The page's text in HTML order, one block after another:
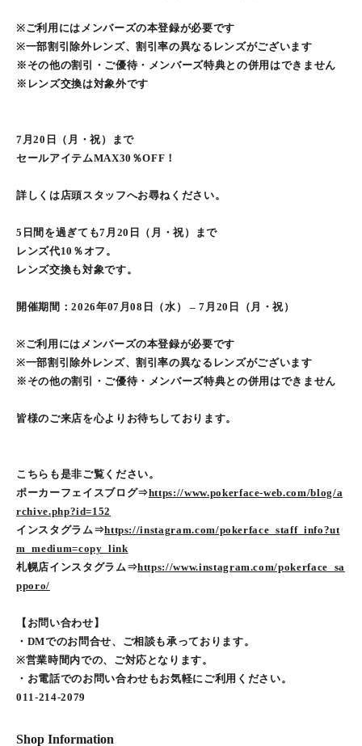
※ご利用にはメンバーズの本登録が必要です
※一部割引除外レンズ、割引率の異なるレンズがございます
※その他の割引・ご優待・メンバーズ特典との併用はできません
※レンズ交換は対象外です
7月20日（月・祝）まで
セールアイテムMAX30％OFF！
詳しくは店頭スタッフへお尋ねください。
5日間を過ぎても7月20日（月・祝）まで
レンズ代10％オフ。
レンズ交換も対象です。
開催期間：2026年07月08日（水） – 7月20日（月・祝）
※ご利用にはメンバーズの本登録が必要です
※一部割引除外レンズ、割引率の異なるレンズがございます
※その他の割引・ご優待・メンバーズ特典との併用はできません
皆様のご来店を心よりお待ちしております。
こちらも是非ご覧ください。
ポーカーフェイスブログ⇒https://www.pokerface-web.com/blog/a
rchive.php?id=152
インスタグラム⇒https://instagram.com/pokerface_staff_info?ut
m_medium=copy_link
札幌店インスタグラム⇒https://www.instagram.com/pokerface_sa
pporo/
【お問い合わせ】
・DMでのお問合せ、ご相談も承っております。
※営業時間内での、ご対応となります。
・お電話でのお問い合わせもお気軽にご利用ください。
011-214-2079
Shop Information